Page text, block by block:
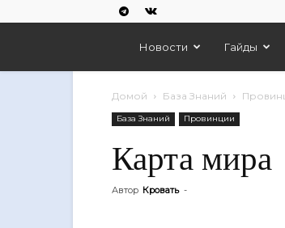
Empires
And
Новости Гайды
Домой База Знаний
База Знаний Провинции
Карта мира
Автор Кровать -